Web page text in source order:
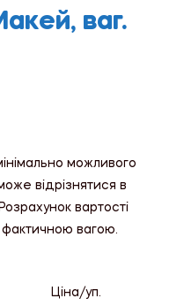
ваг.
можливого
відрізнятися в
вартості
фактичною вагою.
Ціна/уп.